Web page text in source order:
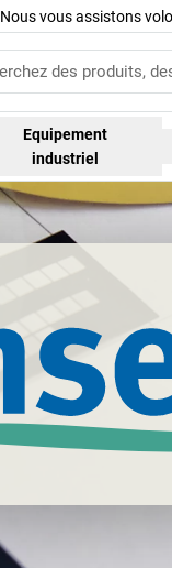
Nous vous assistons
Equipement
industriel